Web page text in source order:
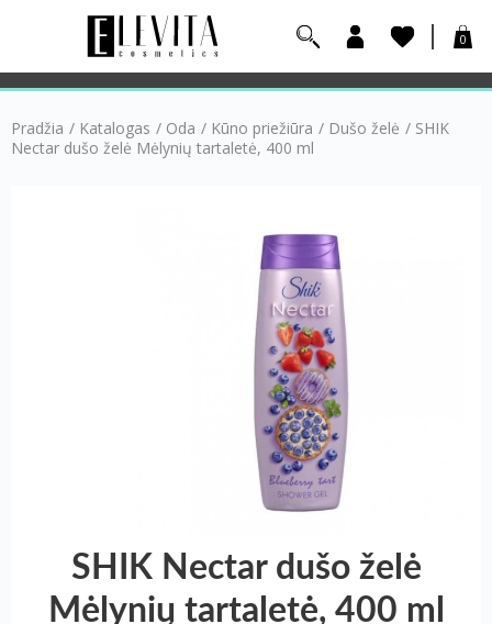
0
Pradžia / Katalogas / Oda / Kūno priežiūra / Dušo želė / SHIK
Nectar dušo želė Mėlynių tartaletė, 400 ml
SHIK Nectar dušo želė
Mėlynių tartaletė, 400 ml